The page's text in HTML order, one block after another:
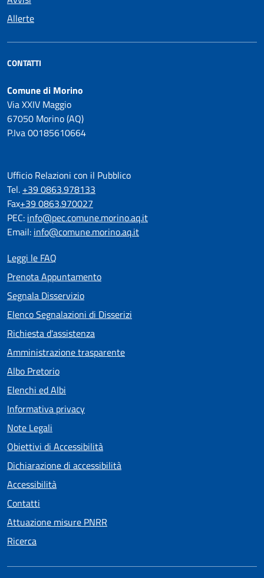
Allerte
CONTATTI
Comune di Morino
Via XXIV Maggio
67050 Morino (AQ)
P.Iva 00185610664
Ufficio Relazioni con il Pubblico
Tel. +39 0863.978133
Fax+39 0863.970027
PEC: info@pec.comune.morino.aq.it
Email: info@comune.morino.aq.it
Leggi le FAQ
Prenota Appuntamento
Segnala Disservizio
Elenco Segnalazioni di Disserizi
Richiesta d'assistenza
Amministrazione trasparente
Albo Pretorio
Elenchi ed Albi
Informativa privacy
Note Legali
Obiettivi di Accessibilità
Dichiarazione di accessibilità
Accessibilità
Contatti
Attuazione misure PNRR
Ricerca